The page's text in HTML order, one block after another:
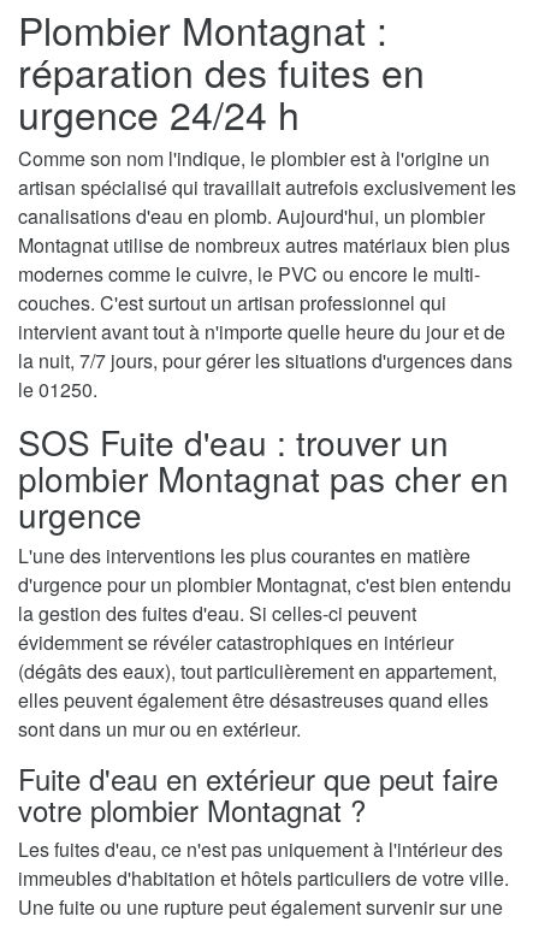
Plombier Montagnat :
réparation des fuites en
urgence 24/24 h
Comme son nom l'indique, le plombier est à l'origine un
artisan spécialisé qui travaillait autrefois exclusivement les
canalisations d'eau en plomb. Aujourd'hui, un plombier
Montagnat utilise de nombreux autres matériaux bien plus
modernes comme le cuivre, le PVC ou encore le multi-
couches. C'est surtout un artisan professionnel qui
intervient avant tout à n'importe quelle heure du jour et de
la nuit, 7/7 jours, pour gérer les situations d'urgences dans
le 01250.
SOS Fuite d'eau : trouver un
plombier Montagnat pas cher en
urgence
L'une des interventions les plus courantes en matière
d'urgence pour un plombier Montagnat, c'est bien entendu
la gestion des fuites d'eau. Si celles-ci peuvent
évidemment se révéler catastrophiques en intérieur
(dégâts des eaux), tout particulièrement en appartement,
elles peuvent également être désastreuses quand elles
sont dans un mur ou en extérieur.
Fuite d'eau en extérieur que peut faire
votre plombier Montagnat ?
Les fuites d'eau, ce n'est pas uniquement à l'intérieur des
immeubles d'habitation et hôtels particuliers de votre ville.
Une fuite ou une rupture peut également survenir sur une